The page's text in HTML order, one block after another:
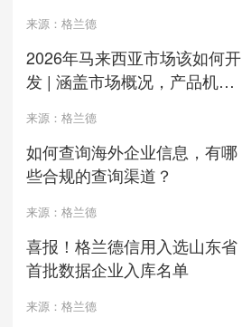
来源：格兰德
2026年马来西亚市场该如何开
发 | 涵盖市场概况，产品机会
来源：格兰德
如何查询海外企业信息，有哪
些合规的查询渠道？
来源：格兰德
喜报！格兰德信用入选山东省
首批数据企业入库名单
来源：格兰德